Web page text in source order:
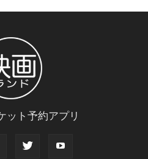
ット予約アプリ